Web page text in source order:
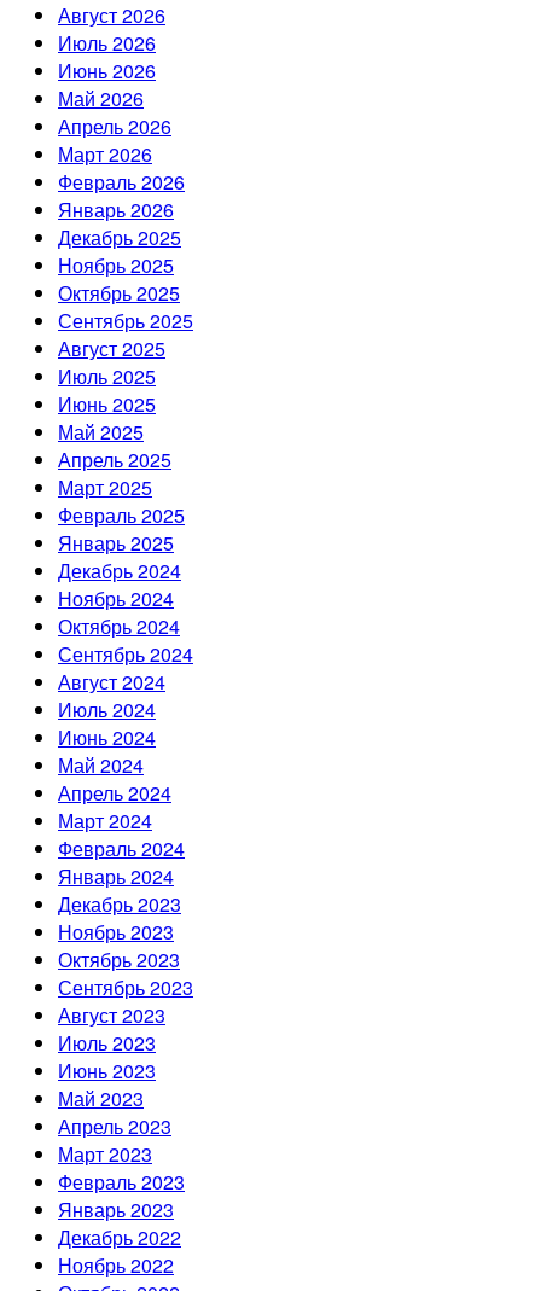
Август 2026
Июль 2026
Июнь 2026
Май 2026
Апрель 2026
Март 2026
Февраль 2026
Январь 2026
Декабрь 2025
Ноябрь 2025
Октябрь 2025
Сентябрь 2025
Август 2025
Июль 2025
Июнь 2025
Май 2025
Апрель 2025
Март 2025
Февраль 2025
Январь 2025
Декабрь 2024
Ноябрь 2024
Октябрь 2024
Сентябрь 2024
Август 2024
Июль 2024
Июнь 2024
Май 2024
Апрель 2024
Март 2024
Февраль 2024
Январь 2024
Декабрь 2023
Ноябрь 2023
Октябрь 2023
Сентябрь 2023
Август 2023
Июль 2023
Июнь 2023
Май 2023
Апрель 2023
Март 2023
Февраль 2023
Январь 2023
Декабрь 2022
Ноябрь 2022